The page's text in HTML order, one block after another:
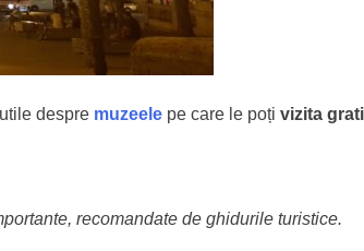
despre muzeele pe care le poți vizita
recomandate de ghidurile turistice.